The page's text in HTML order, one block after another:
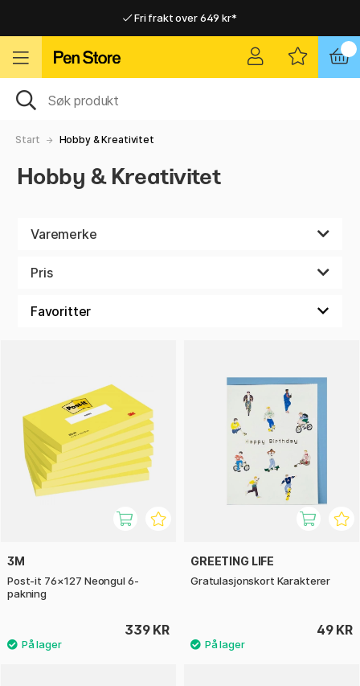
Fri frakt over 649 kr*
Raskt til dør eller utleveringssted
Raskt til dør eller utleveringssted
Start Hobby & Kreativitet
Hobby & Kreativitet
Varemerke
Pris
3M
Post-it 76×127 Neongul 6-
pakning
339 KR
GREETING LIFE
Gratulasjonskort Karakterer
49 KR